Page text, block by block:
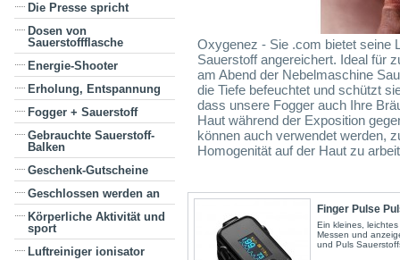
Die Presse spricht
Dosen von
Sauerstoffflasche
Energie-Shooter
Erholung, Entspannung
Fogger + Sauerstoff
Gebrauchte Sauerstoff-
Balken
Geschenk-Gutscheine
Geschlossen werden an
Körperliche Aktivität und
sport
Luftreiniger ionisator
Oxygenez - Sie .com bietet seine
Sauerstoff angereichert. Ideal für
am Abend der Nebelmaschine
die Tiefe befeuchtet und schützt
dass unsere Fogger auch Ihre
Haut während der Exposition
können auch verwendet werden,
Homogenität auf der Haut zu
Finger Pulse
Ein kleines,
Messen und
und Puls